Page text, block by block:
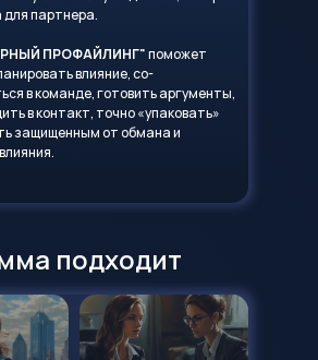
для партнера.
ПРОФАЙЛИНГ"поможет
влияние, со-
в команде, готовить аргументы,
в контакт, точно «упаковать»
защищенным от обмана и
подходит